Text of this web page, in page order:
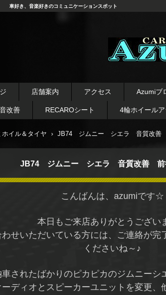
イール デ
ーディ
車好き、音楽好きのコミュニケーションスポット
店舗案内 アクセス Azumiブ
改善 RECAROシート 4輪ホイール
ホイル＆タイヤ › JB74 ジムニー シエラ 音質改善
JB74 ジムニー シエラ 音質改善 前
こんばんは、azumiです☆
本日もご来店ありがとうござ
わせいただいている方には、ご連絡が完
くださいね～♪
されたばかりのピカピカのジムニーシ
ディオとスピーカーユニットを変更、